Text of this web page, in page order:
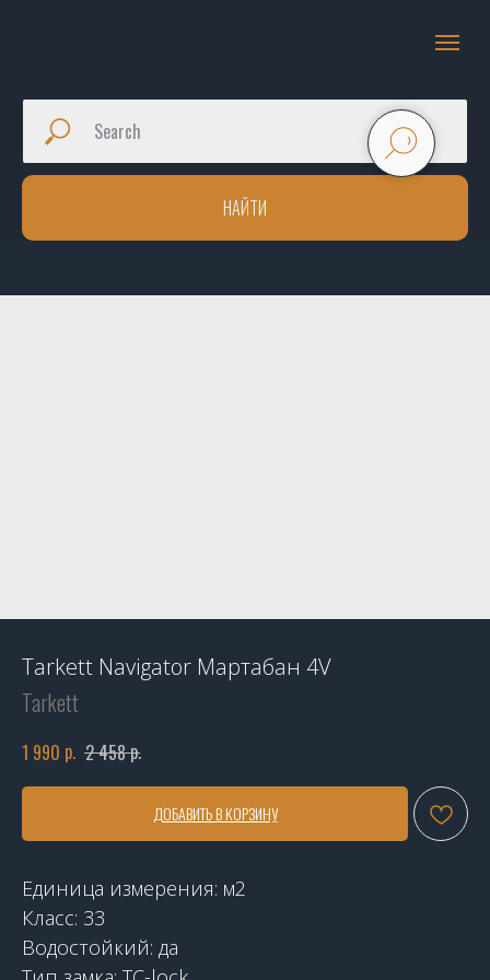
НАЙТИ
Tarkett Navigator Мартабан 4V
Tarkett
1 990 р. 2 458р.
ДОБАВИТЬ В КОРЗИНУ
Единица измерения: м2
Класс: 33
Водостойкий: да